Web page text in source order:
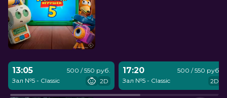
13:05
Зал №5 - Classic
500 / 550 руб.
2D
17:20
Зал №5 - Classic
500 / 550 руб.
2D